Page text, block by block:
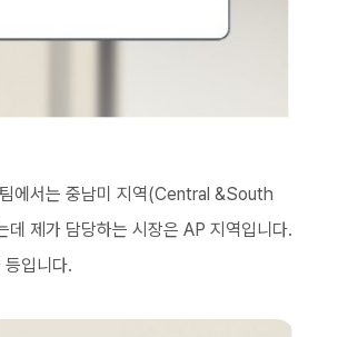
에서는 중남미 지역(Central &South
제가 담당하는 시장은 AP 지역입니다.
입니다.